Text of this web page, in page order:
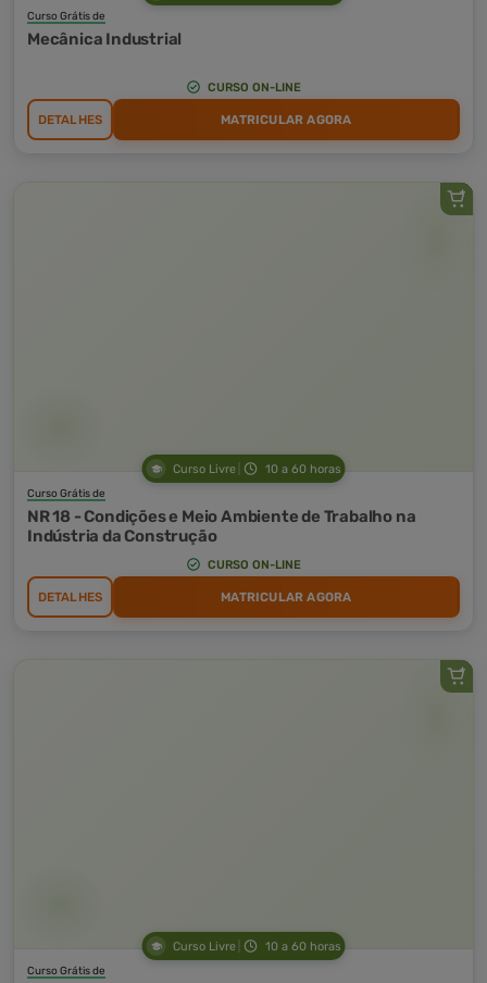
Curso Grátis de
Mecânica Industrial
CURSO ON-LINE
DETALHES MATRICULAR AGORA
Curso Livre 10 a 60 horas
Curso Grátis de
NR 18 - Condições e Meio Ambiente de Trabalho na
Indústria da Construção
CURSO ON-LINE
DETALHES MATRICULAR AGORA
Curso Livre 10 a 60 horas
Curso Grátis de